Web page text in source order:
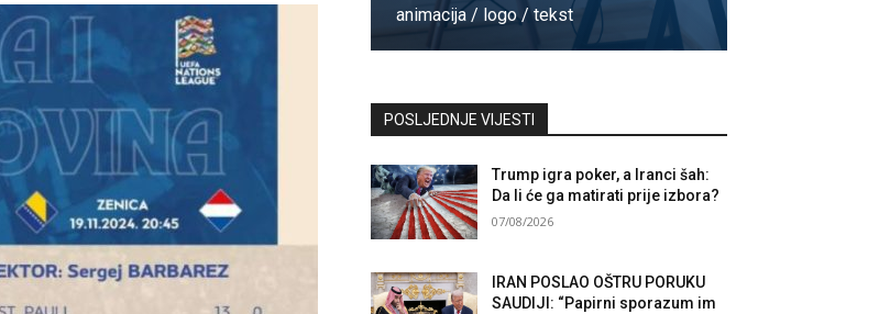
animacija / logo / tekst
POSLJEDNJE VIJESTI
Trump igra poker, a Iranci šah:
Da li će ga matirati prije izbora?
07/08/2026
IRAN POSLAO OŠTRU PORUKU
SAUDIJI: “Papirni sporazum im